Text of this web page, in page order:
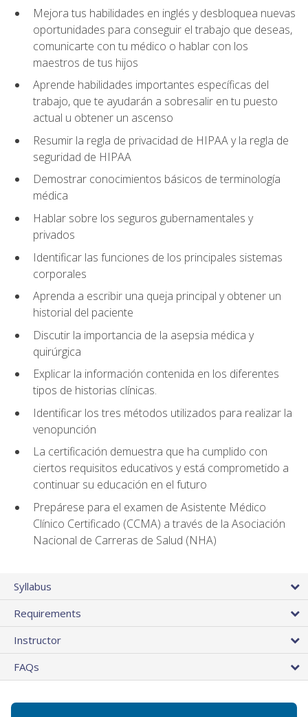
Mejora tus habilidades en inglés y desbloquea nuevas
oportunidades para conseguir el trabajo que deseas,
comunicarte con tu médico o hablar con los
maestros de tus hijos
Aprende habilidades importantes específicas del
trabajo, que te ayudarán a sobresalir en tu puesto
actual u obtener un ascenso
Resumir la regla de privacidad de HIPAA y la regla de
seguridad de HIPAA
Demostrar conocimientos básicos de terminología
médica
Hablar sobre los seguros gubernamentales y
privados
Identificar las funciones de los principales sistemas
corporales
Aprenda a escribir una queja principal y obtener un
historial del paciente
Discutir la importancia de la asepsia médica y
quirúrgica
Explicar la información contenida en los diferentes
tipos de historias clínicas.
Identificar los tres métodos utilizados para realizar la
venopunción
La certificación demuestra que ha cumplido con
ciertos requisitos educativos y está comprometido a
continuar su educación en el futuro
Prepárese para el examen de Asistente Médico
Clínico Certificado (CCMA) a través de la Asociación
Nacional de Carreras de Salud (NHA)
Syllabus
Requirements
Instructor
FAQs